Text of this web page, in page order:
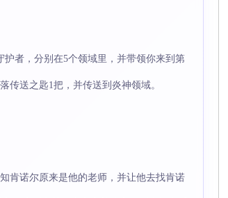
者，分别在5个领域里，并带领你来到第
传送之匙1把，并传送到炎神领域。
肯诺尔原来是他的老师，并让他去找肯诺